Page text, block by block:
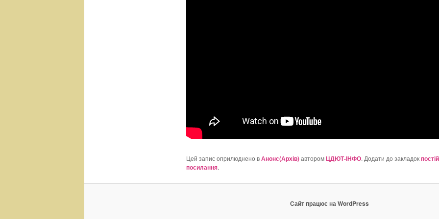
Цей запис оприлюднено вАнонс(Архів)авторомЦДЮТ-ІНФО. Додати до закладок
посилання.
Сайт працює на WordPress